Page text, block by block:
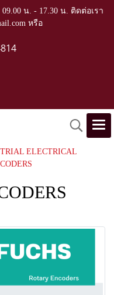
น. - 17.30 น. ติดต่อเรา
หรือ
ELECTRICAL